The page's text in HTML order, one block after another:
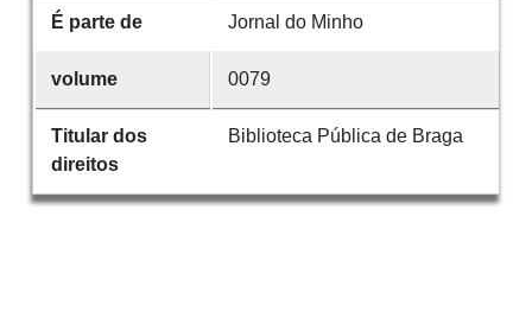
É parte de Jornal do Minho
volume 0079
Titular dos
direitos
Biblioteca Pública de Braga